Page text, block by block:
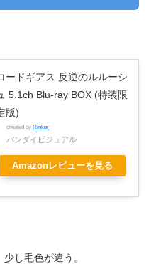
ードギアス 反逆のルルーシ
5.1ch Blu-ray BOX (特装限
版)
created by Rinker
バンダイビジュアル
Amazonレビューを見る
し毛色が違う。